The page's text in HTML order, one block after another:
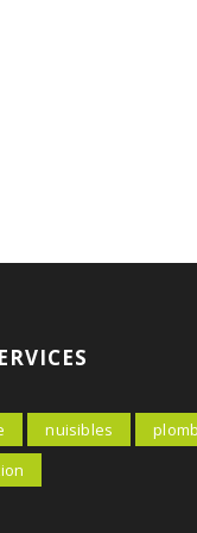
nuisibles